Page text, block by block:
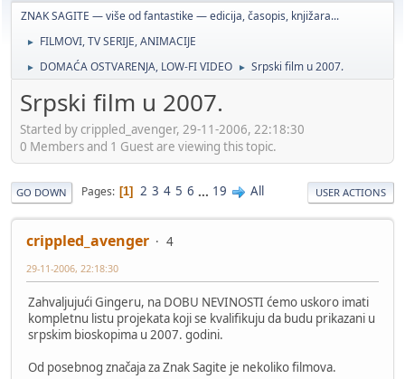
ZNAK SAGITE — više od fantastike — edicija, časopis, knjižara...
► FILMOVI, TV SERIJE, ANIMACIJE
► DOMAĆA OSTVARENJA, LOW-FI VIDEO ► Srpski film u 2007.
Srpski film u 2007.
Started by crippled_avenger, 29-11-2006, 22:18:30
0 Members and 1 Guest are viewing this topic.
GO DOWN Pages 1 2 3 4 5 6 ... 19 All USER ACTIONS
crippled_avenger 4
29-11-2006, 22:18:30
Zahvaljujući Gingeru, na DOBU NEVINOSTI ćemo uskoro imati
kompletnu listu projekata koji se kvalifikuju da budu prikazani u
srpskim bioskopima u 2007. godini.
Od posebnog značaja za Znak Sagite je nekoliko filmova.